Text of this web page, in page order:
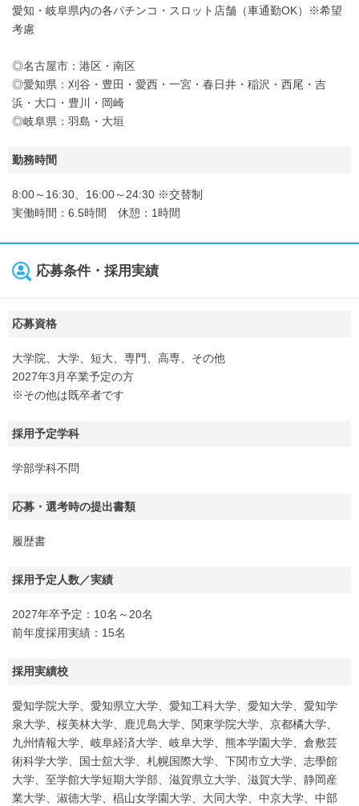
愛知・岐阜県内の各パチンコ・スロット店舗（車通勤OK）※希望
考慮
◎名古屋市：港区・南区
◎愛知県：刈谷・豊田・愛西・一宮・春日井・稲沢・西尾・吉
浜・大口・豊川・岡崎
◎岐阜県：羽島・大垣
勤務時間
8:00～16:30、16:00～24:30 ※交替制
実働時間：6.5時間 休憩：1時間
応募条件・採用実績
応募資格
大学院、大学、短大、専門、高専、その他
2027年3月卒業予定の方
※その他は既卒者です
採用予定学科
学部学科不問
応募・選考時の提出書類
履歴書
採用予定人数／実績
2027年卒予定：10名～20名
前年度採用実績：15名
採用実績校
愛知学院大学、愛知県立大学、愛知工科大学、愛知大学、愛知学
泉大学、桜美林大学、鹿児島大学、関東学院大学、京都橘大学、
九州情報大学、岐阜経済大学、岐阜大学、熊本学園大学、倉敷芸
術科学大学、国士舘大学、札幌国際大学、下関市立大学、志學館
大学、至学館大学短期大学部、滋賀県立大学、滋賀大学、静岡産
業大学、淑徳大学、椙山女学園大学、大同大学、中京大学、中部